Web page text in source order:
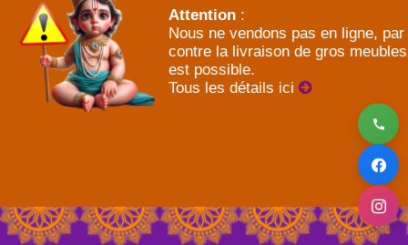
Attention :
Nous ne vendons pas en ligne, par
contre la livraison de gros meubles
est possible.
Tous les détails ici